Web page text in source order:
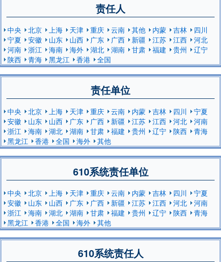
责任人
中央 北京 上海 天津 重庆 云南 其他 内蒙 吉林
四川
宁夏
安徽 山东 山西 广东 广西 新疆 江苏 江西
河北
河南
浙江 海南 海外 湖北 湖南 甘肃 福建 贵州
辽宁
陕西
青海 黑龙江 香港 全国
责任单位
中央 北京 上海 天津 重庆 云南 内蒙 吉林 四川
宁夏
安徽
山东 山西 广东 广西 新疆 江苏 江西 河北
河南
浙江
海南 湖北 湖南 甘肃 福建 贵州 辽宁 陕西
青海
黑龙江
香港 全国 海外 其他
610系统责任单位
中央 北京 上海 天津 重庆 云南 内蒙 吉林 四川
宁夏
安徽
山东 山西 广东 广西 新疆 江苏 江西 河北
河南
浙江
海南 湖北 湖南 甘肃 福建 贵州 辽宁 陕西
青海
黑龙江
香港 全国 海外 其他
610系统责任人